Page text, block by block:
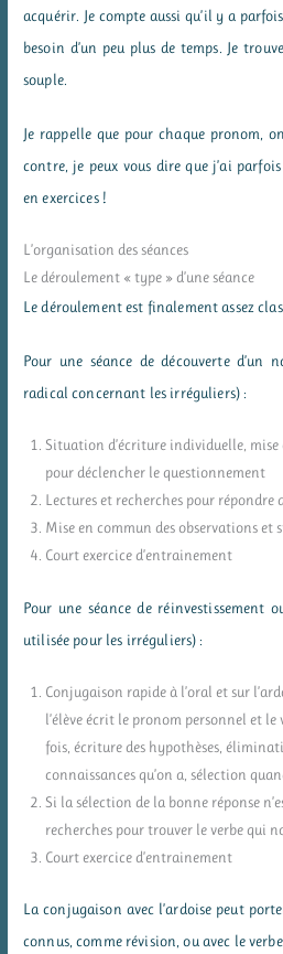
acquérir. Je compte aussi qu’il y a
besoin d’un peu plus de temps. Je
souple.
Je rappelle que pour chaque pronom,
contre, je peux vous dire que j’ai
en exercices !
L’organisation des séances
Le déroulement « type » d’une séance
Le déroulement est finalement assez
Pour une séance de découverte d’un
radical concernant les irréguliers) :
Situation d’écriture individuelle, mise
pour déclencher le questionnement
Lectures et recherches pour répondre
Mise en commun des observations et
Court exercice d’entrainement
Pour une séance de réinvestissement
utilisée pour les irréguliers) :
Conjugaison rapide à l’oral et sur
l’élève écrit le pronom personnel et le
fois, écriture des hypothèses,
connaissances qu’on a, sélection
Si la sélection de la bonne réponse
recherches pour trouver le verbe qui
Court exercice d’entrainement
La conjugaison avec l’ardoise peut
connus, comme révision, ou avec le verbe